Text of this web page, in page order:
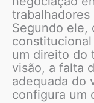
trabalhadores
Segundo ele,
um direito do
visão, a falta
adequada do
configura um